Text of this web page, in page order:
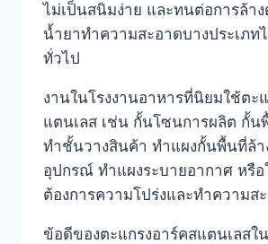
ไม่เป็นสนิมง่าย และทนต่อการล้า
น้ำยาทำความสะอาดบางประเภท
ทั่วไป
งานในโรงงานอาหารที่นิยมใช้ตะ
แตนเลส เช่น กั้นโซนการผลิต กั้น
ทำชั้นวางสินค้า ทำแผงกั้นพื้นที่ล้า
อุปกรณ์ ทำแผงระบายอากาศ หรื
ต้องการความโปร่งและทำความส
ข้อดีของตะแกรงอาร์คสแตนเลสใ